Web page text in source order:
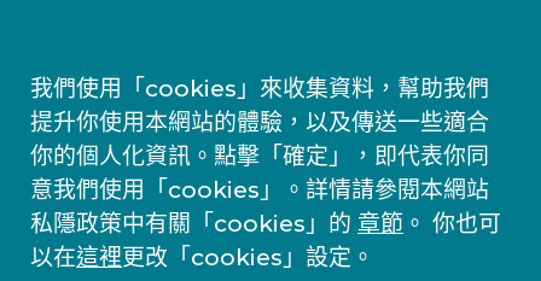
我們使用「cookies」來收集資料，幫助我們
提升你使用本網站的體驗，以及傳送一些適合
你的個人化資訊。點擊「確定」，即代表你同
意我們使用「cookies」。詳情請參閱本網站
私隱政策中有關「cookies」的 章節 。 你也可
以在這裡更改「cookies」設定。